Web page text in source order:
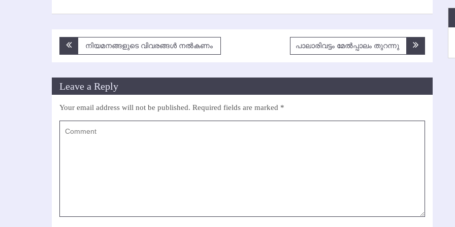
Post
നിയമനങ്ങളുടെ വിവരങ്ങള്‍ നല്‍കണം പാലാരിവട്ടം മേല്‍പ്പാലം തുറന്നു
Leave a Reply
Your email address will not be published. Required fields are marked *